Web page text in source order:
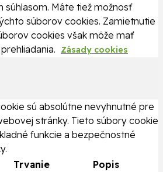
súhlasom. Máte tiež možnosť
súborov cookies. Zamietnutie
cookies však môže mať
Zásady cookies
sú absolútne nevyhnutné pre
stránky. Tieto súbory cookie
funkcie a bezpečnostné
Trvanie Popis